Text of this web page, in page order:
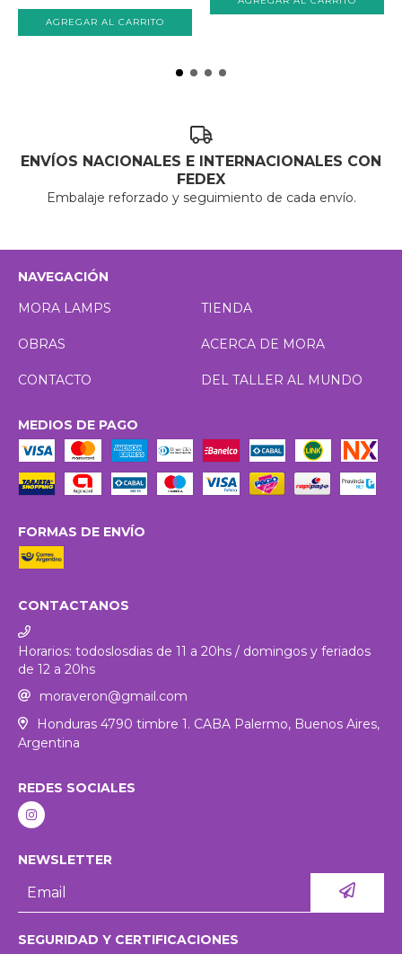
AGREGAR AL CARRITO
ENVÍOS NACIONALES E INTERNACIONALES CON
FEDEX
Embalaje reforzado y seguimiento de cada envío.
NAVEGACIÓN
MORA LAMPS
TIENDA
OBRAS ACERCA DE MORA
CONTACTO DEL TALLER AL MUNDO
MEDIOS DE PAGO
FORMAS DE ENVÍO
CONTACTANOS
Horarios: todoslosdias de 11 a 20hs / domingos y feriados
de 12 a 20hs
moraveron@gmail.com
Honduras 4790 timbre 1. CABA Palermo, Buenos Aires,
Argentina
REDES SOCIALES
NEWSLETTER
SEGURIDAD Y CERTIFICACIONES